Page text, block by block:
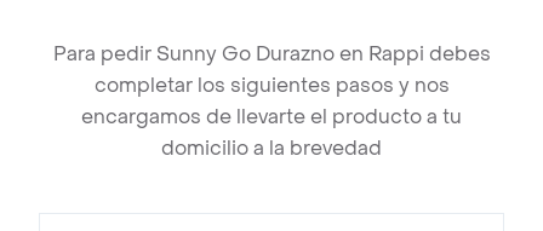
Para pedir Sunny Go Durazno en Rappi debes
completar los siguientes pasos y nos
encargamos de llevarte el producto a tu
domicilio a la brevedad